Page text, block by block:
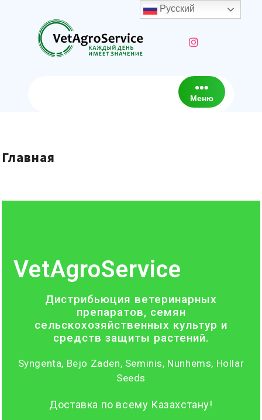
Меню
Главная
VetAgroService
Дистрибьюция ветеринарных
препаратов, семян
сельскохозяйственных культур и
средств защиты растений.
Syngenta, Bejo Zaden, Seminis, Nunhems, Hollar
Seeds
Доставка по всему Казахстану!
Русский